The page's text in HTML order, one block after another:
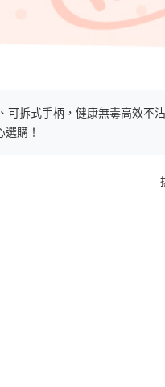
拆式手柄，健康無毒高效不
購！